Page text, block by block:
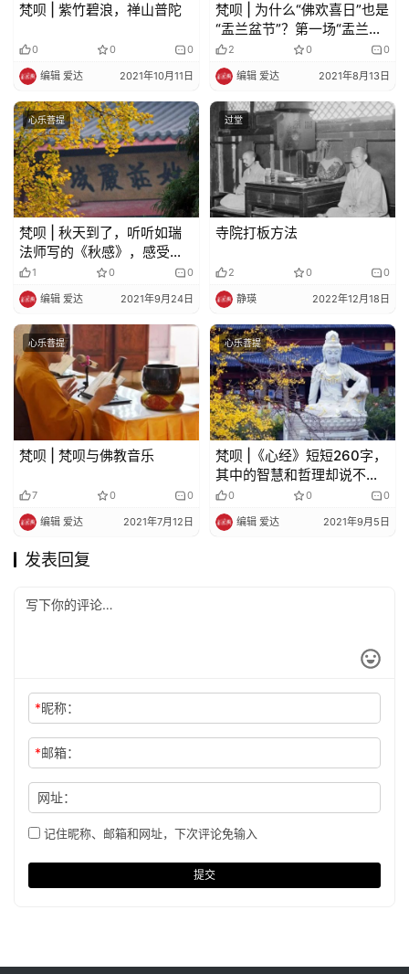
梵呗 | 紫竹碧浪，禅山普陀
0 0 0
编辑 爱达 2021年10月11日
梵呗 | 为什么“佛欢喜日”也是
“盂兰盆节”？第一场“盂兰盆
法会”为谁而做？
2 0 0
编辑 爱达 2021年8月13日
心乐菩提
梵呗 | 秋天到了，听听如瑞
法师写的《秋感》，感受岁
月，感受生命的轮回
1 0 0
编辑 爱达 2021年9月24日
过堂
寺院打板方法
2 0 0
静瑛 2022年12月18日
心乐菩提
梵呗 | 梵呗与佛教音乐
7 0 0
编辑 爱达 2021年7月12日
心乐菩提
梵呗 |《心经》短短260字，
其中的智慧和哲理却说不完
道不尽，不想了，通过听来
参
0 0 0
编辑 爱达 2021年9月5日
发表回复
*昵称：
*邮箱：
网址：
记住昵称、邮箱和网址，下次评论免输入
提交